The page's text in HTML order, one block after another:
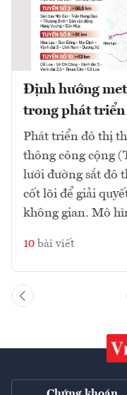
Định hướng
trong phát triển
Phát triển đô thị
thông công cộng
lưới đường sắt đô
cốt lõi để giải
không gian. Mô
10 bài viết